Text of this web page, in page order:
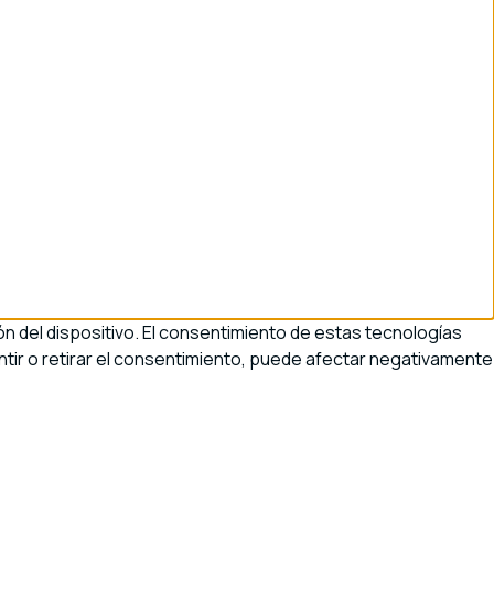
del dispositivo. El consentimiento de estas tecnologías
o retirar el consentimiento, puede afectar negativamente